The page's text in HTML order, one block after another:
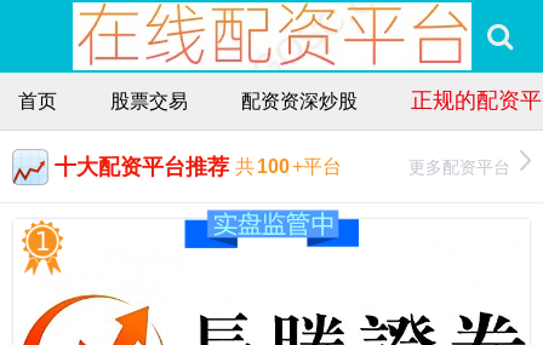
首页 股票交易 配资资深炒股 正规的配资
十大配资平台推荐 共100+平台 更多配资平台